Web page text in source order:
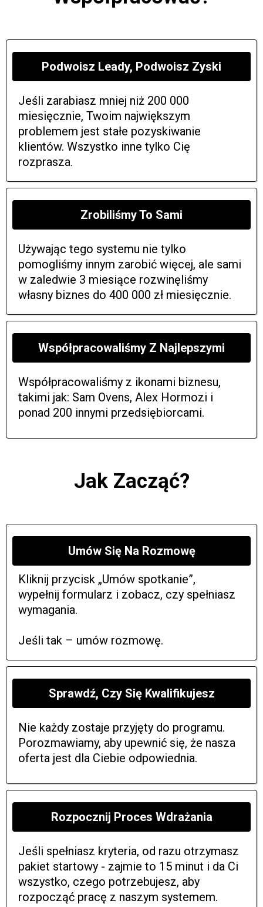
Podwoisz Leady, Podwoisz Zyski
Jeśli zarabiasz mniej niż 200 000
miesięcznie, Twoim największym
problemem jest stałe pozyskiwanie
klientów. Wszystko inne tylko Cię
rozprasza.
Zrobiliśmy To Sami
Używając tego systemu nie tylko
pomogliśmy innym zarobić więcej, ale sami
w zaledwie 3 miesiące rozwinęliśmy
własny biznes do 400 000 zł miesięcznie.
Współpracowaliśmy Z Najlepszymi
Współpracowaliśmy z ikonami biznesu,
takimi jak: Sam Ovens, Alex Hormozi i
ponad 200 innymi przedsiębiorcami.
Jak Zacząć?
Umów Się Na Rozmowę
Kliknij przycisk „Umów spotkanie”,
wypełnij formularz i zobacz, czy spełniasz
wymagania.
Jeśli tak – umów rozmowę.
Sprawdź, Czy Się Kwalifikujesz
Nie każdy zostaje przyjęty do programu.
Porozmawiamy, aby upewnić się, że nasza
oferta jest dla Ciebie odpowiednia.
Rozpocznij Proces Wdrażania
Jeśli spełniasz kryteria, od razu otrzymasz
pakiet startowy - zajmie to 15 minut i da Ci
wszystko, czego potrzebujesz, aby
rozpocząć pracę z naszym systemem.